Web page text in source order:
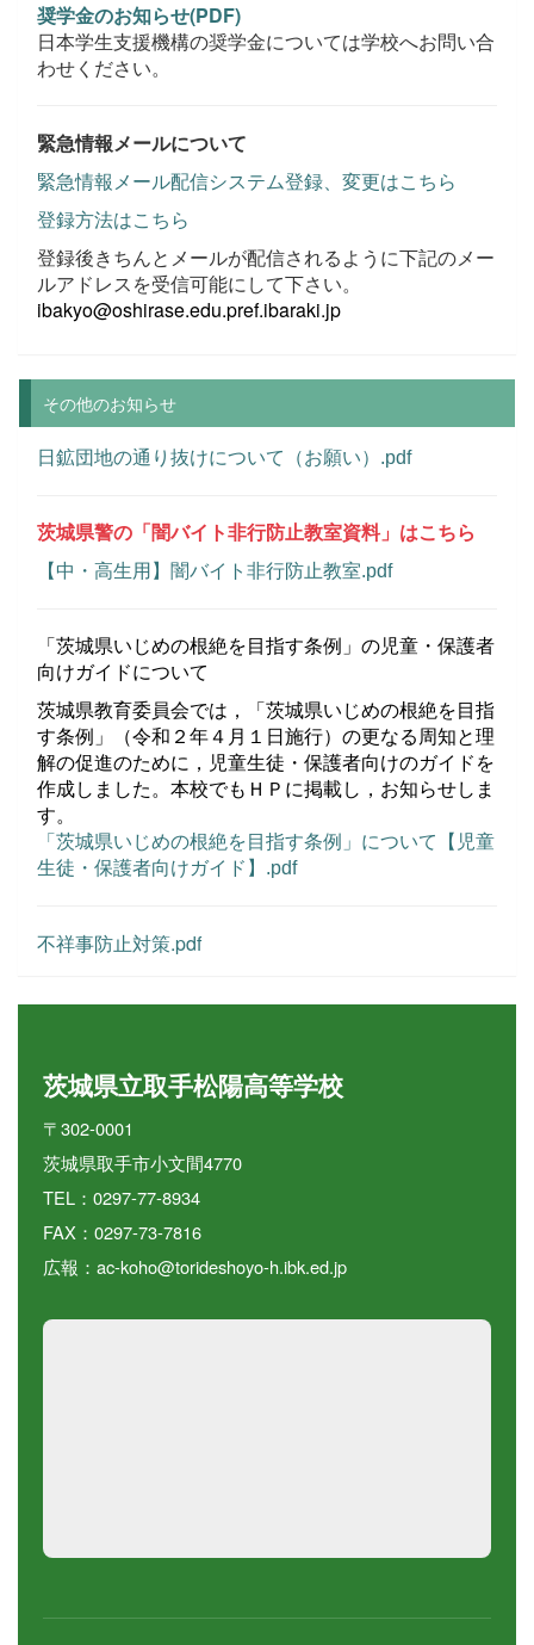
奨学金のお知らせ(PDF)
日本学生支援機構の奨学金については学校へお問い合
わせください。
緊急情報メールについて
緊急情報メール配信システム登録、変更はこちら
登録方法はこちら
登録後きちんとメールが配信されるように下記のメー
ルアドレスを受信可能にして下さい。
ibakyo@oshirase.edu.pref.ibaraki.jp
その他のお知らせ
日鉱団地の通り抜けについて（お願い）.pdf
茨城県警の「闇バイト非行防止教室資料」はこちら
【中・高生用】闇バイト非行防止教室.pdf
「茨城県いじめの根絶を目指す条例」の児童・保護者
向けガイドについて
茨城県教育委員会では，「茨城県いじめの根絶を目指
す条例」（令和２年４月１日施行）の更なる周知と理
解の促進のために，児童生徒・保護者向けのガイドを
作成しました。本校でもＨＰに掲載し，お知らせしま
す。
「茨城県いじめの根絶を目指す条例」について【児童
生徒・保護者向けガイド】.pdf
不祥事防止対策.pdf
茨城県立取手松陽高等学校
〒302-0001
茨城県取手市小文間4770
TEL：0297-77-8934
FAX：0297-73-7816
広報：ac-koho@torideshoyo-h.ibk.ed.jp